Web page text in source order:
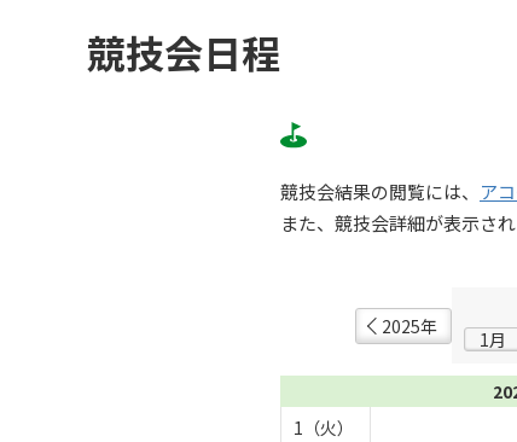
競技会日程
競技会結果の閲覧には、 ア
また、競技会詳細が表示さ
2025年
1月
1（火）